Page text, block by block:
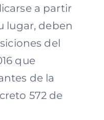
a partir
lugar, deben
del
que
de la
572 de